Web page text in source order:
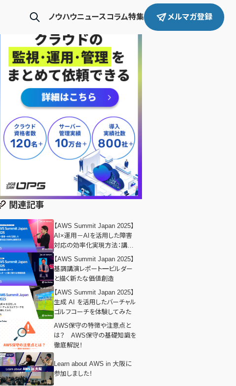
ノウハウニュースコラム特集 メルマガ登録
関連記事
【AWS Summit Japan 2025】
AI×運用－AIを活用した​障害
対応の効率化実現方法：講演
レポート
【AWS Summit Japan 2025】
基調講演レポート━ビルダー
と描く新たな価値創造
【AWS Summit Japan 2025】
生成 AI を活用したバーチャル
ゴルフコーチを体験してみた
AWS保守の特徴や注意点と
は？ AWS保守の基礎知識を
徹底解説！
Learn about AWS in 大阪に
参加しました！